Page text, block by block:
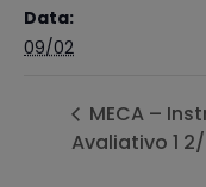
Data:
09/02
MECA –
Avaliativo 1